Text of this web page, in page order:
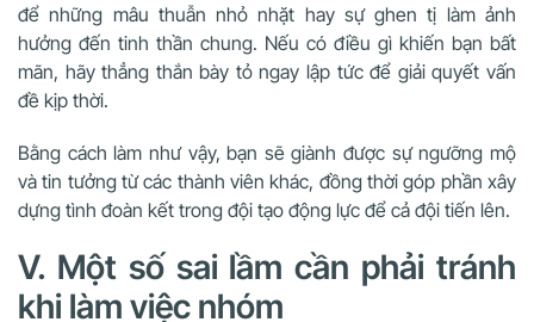
để những mâu thuẫn nhỏ nhặt hay sự ghen tị làm ảnh
hưởng đến tinh thần chung. Nếu có điều gì khiến bạn bất
mãn, hãy thẳng thắn bày tỏ ngay lập tức để giải quyết vấn
đề kịp thời.
Bằng cách làm như vậy, bạn sẽ giành được sự ngưỡng mộ
và tin tưởng từ các thành viên khác, đồng thời góp phần xây
dựng tình đoàn kết trong đội tạo động lực để cả đội tiến lên.
V. Một số sai lầm cần phải tránh
khi làm việc nhóm